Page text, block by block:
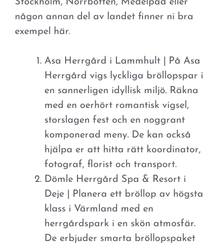
någon annan del av landet finner ni bra
exempel här.
Asa Herrgård i Lammhult | På Asa
Herrgård vigs lyckliga bröllopspar i
en sannerligen idyllisk miljö. Räkna
med en oerhört romantisk vigsel,
storslagen fest och en noggrant
komponerad meny. De kan också
hjälpa er att hitta rätt koordinator,
fotograf, florist och transport.
Dömle Herrgård Spa & Resort i
Deje | Planera ett bröllop av högsta
klass i Värmland med en
herrgårdspark i en skön atmosfär.
De erbjuder smarta bröllopspaket